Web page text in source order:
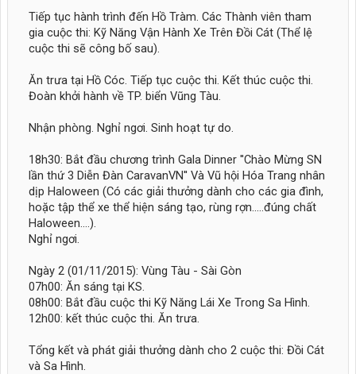
Tiếp tục hành trình đến Hồ Tràm. Các Thành viên tham
gia cuộc thi: Kỹ Năng Vận Hành Xe Trên Đồi Cát (Thể lệ
cuộc thi sẽ công bố sau).
Ăn trưa tại Hồ Cóc. Tiếp tục cuộc thi. Kết thúc cuộc thi.
Đoàn khởi hành về TP. biển Vũng Tàu.
Nhận phòng. Nghỉ ngơi. Sinh hoạt tự do.
18h30: Bắt đầu chương trình Gala Dinner ''Chào Mừng SN
lần thứ 3 Diễn Đàn CaravanVN'' Và Vũ hội Hóa Trang nhân
dịp Haloween (Có các giải thưởng dành cho các gia đình,
hoặc tập thể xe thể hiện sáng tạo, rùng rợn.....đúng chất
Haloween....).
Nghỉ ngơi.
Ngày 2 (01/11/2015): Vùng Tàu - Sài Gòn
07h00: Ăn sáng tại KS.
08h00: Bắt đầu cuộc thi Kỹ Năng Lái Xe Trong Sa Hình.
12h00: kết thúc cuộc thi. Ăn trưa.
Tổng kết và phát giải thưởng dành cho 2 cuộc thi: Đồi Cát
và Sa Hình.